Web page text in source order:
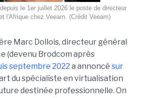
le 1er juillet 2026 le poste de directeur
l'Afrique chez Veeam. (Crédit Veeam)
Marc Dollois, directeur général
(devenu Brodcom après
septembre 2022 a annoncé sur
du spécialiste en virtualisation
destinée professionnelle. On